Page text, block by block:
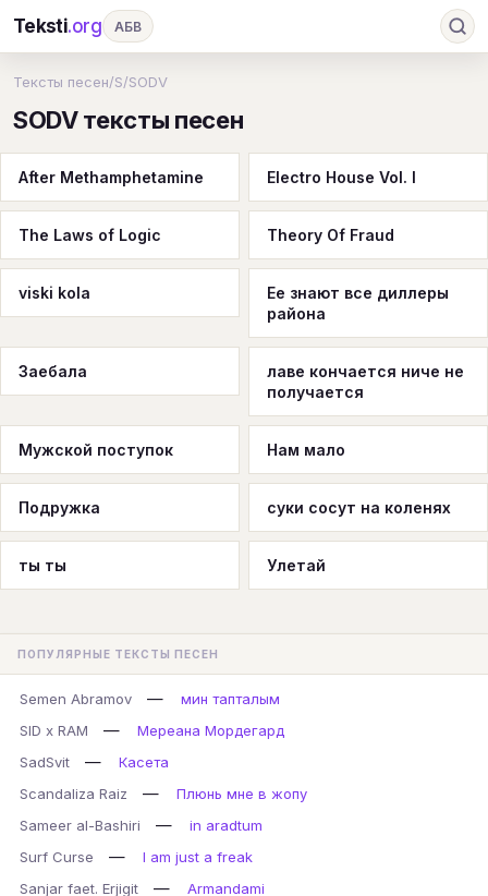
Teksti.org АБВ
И К Л М Н
Т У Ф Х Ц Ч Ш Э Ю
Я En A B C D E F G
H I J M N
Q R V W X Y
Тексты песен/S/SODV
SODV тексты песен
After Methamphetamine Electro House Vol. I
The Laws of Logic Theory Of Fraud
viski kola
Ее знают все диллеры
района
Заебала
лаве кончается ниче не
получается
Мужской поступок Нам мало
Подружка суки сосут на коленях
ты ты Улетай
ПОПУЛЯРНЫЕ ТЕКСТЫ ПЕСЕН
Semen Abramov —
мин тапталым
SID x RAM
—
Мереана Мордегард
SadSvit
—
Касета
Scandaliza Raiz
—
Плюнь мне в жопу
Sameer al-Bashiri
—
in aradtum
Surf Curse
—
I am just a freak
Sanjar faet. Erjigit
—
Armandami